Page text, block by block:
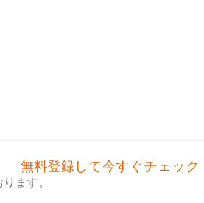
無料登録して今すぐチェック
ます。